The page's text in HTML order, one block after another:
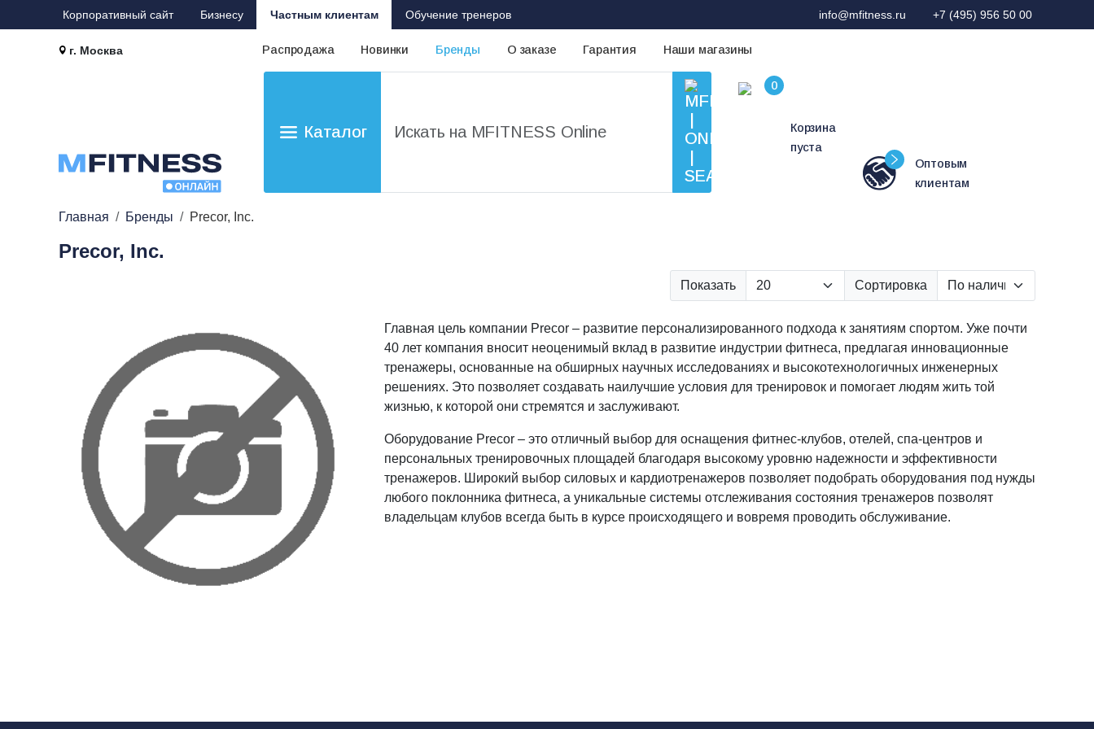
Корпоративный сайт Бизнесу Частным клиентам Обучение тренеров info@mfitness.ru +7 (495) 956 50 00
г. Москва Распродажа Новинки Бренды О заказе Гарантия Наши магазины
Каталог
Корзина
пуста
Оптовым
клиентам
Главная Бренды Precor, Inc.
Precor, Inc.
Показать Сортировка
Главная цель компании Precor – развитие персонализированного подхода к занятиям спортом. Уже почти
40 лет компания вносит неоценимый вклад в развитие индустрии фитнеса, предлагая инновационные
тренажеры, основанные на обширных научных исследованиях и высокотехнологичных инженерных
решениях. Это позволяет создавать наилучшие условия для тренировок и помогает людям жить той
жизнью, к которой они стремятся и заслуживают.
Оборудование Precor – это отличный выбор для оснащения фитнес-клубов, отелей, спа-центров и
персональных тренировочных площадей благодаря высокому уровню надежности и эффективности
тренажеров. Широкий выбор силовых и кардиотренажеров позволяет подобрать оборудования под нужды
любого поклонника фитнеса, а уникальные системы отслеживания состояния тренажеров позволят
владельцам клубов всегда быть в курсе происходящего и вовремя проводить обслуживание.